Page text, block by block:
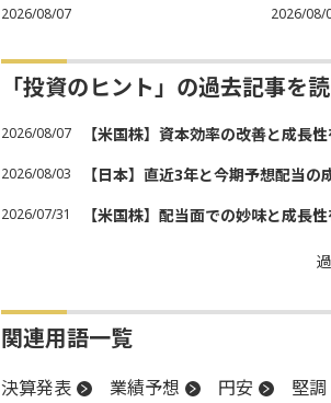
2026/08/07 2026/08/
「投資のヒント」の過去記事を
2026/08/07 【米国株】資本効率の改善と成長
2026/08/03 【日本】直近3年と今期予想配当
2026/07/31 【米国株】配当面での妙味と成長
関連用語一覧
決算発表 業績予想 円安 堅調